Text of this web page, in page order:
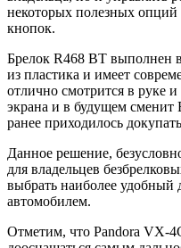
некоторых полезных
кнопок.
Брелок R468 BT выполнен
из пластика и имеет
отлично смотрится в руке
экрана и в будущем сменит
ранее приходилось
Данное решение,
для владельцев
выбрать наиболее удобный
автомобилем.
Отметим, что Pandora VX-